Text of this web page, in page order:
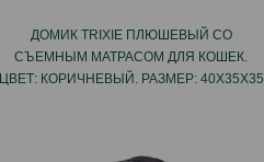
ДОМИК TRIXIE ПЛЮШЕВЫЙ СО
СЪЕМНЫМ МАТРАСОМ ДЛЯ КОШЕК.
ЦВЕТ: КОРИЧНЕВЫЙ. РАЗМЕР: 40Х35Х35